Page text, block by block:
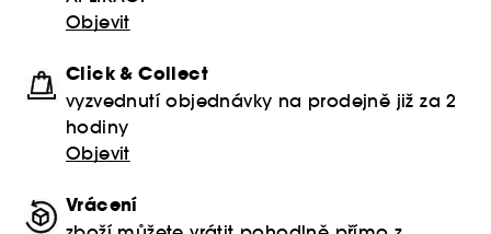
Objevit
Click & Collect
vyzvednutí objednávky na prodejně již za 2
hodiny
Objevit
Vrácení